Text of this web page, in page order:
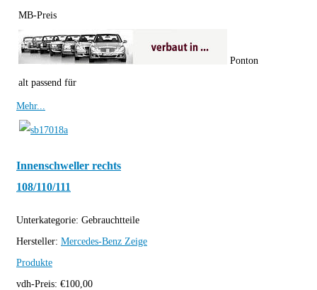
MB-Preis
alt passend für
Ponton
Mehr...
Innenschweller rechts
108/110/111
Unterkategorie: Gebrauchtteile
Hersteller: Mercedes-Benz Zeige
Produkte
vdh-Preis: €100,00